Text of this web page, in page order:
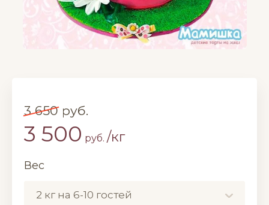
3 650руб.
3 500 руб. /кг
Вес
2 кг на 6-10 гостей